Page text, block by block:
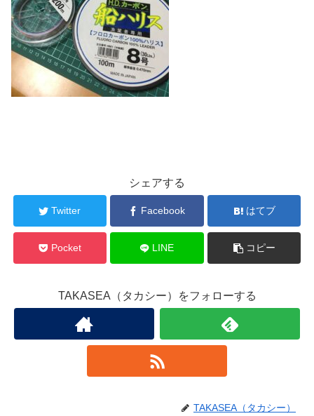
シェアする
Twitter Facebook はてブ
Pocket LINE コピー
TAKASEA（タカシー）をフォローする
TAKASEA（タカシー）